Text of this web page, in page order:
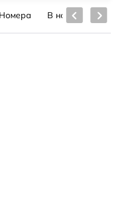
Номера В номерах